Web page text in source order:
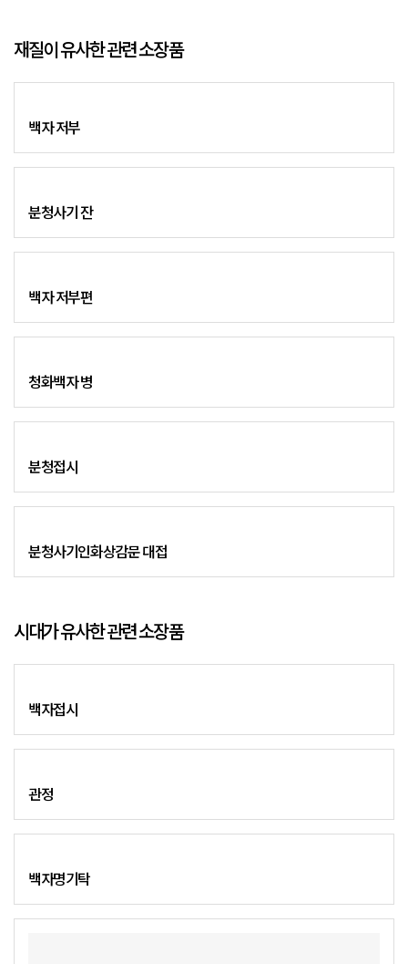
재질이 유사한 관련 소장품
백자 저부
분청사기 잔
백자 저부편
청화백자 병
분청접시
분청사기인화상감문 대접
시대가 유사한 관련 소장품
백자접시
관정
백자명기탁